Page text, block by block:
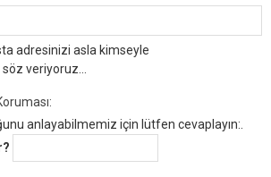
adresinizi asla kimseyle
veriyoruz...
anlayabilmemiz için lütfen cevaplayın:.